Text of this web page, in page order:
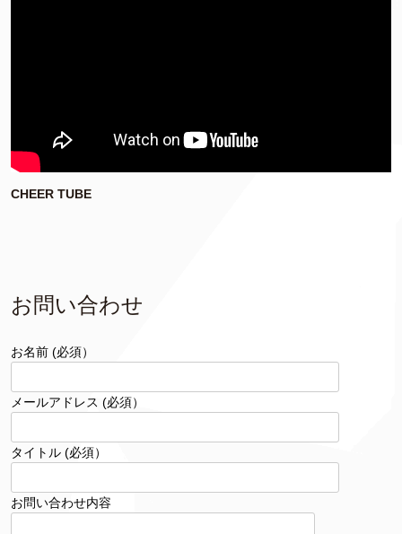
CHEER TUBE
お問い合わせ
お名前 (必須）
メールアドレス (必須）
タイトル (必須）
お問い合わせ内容